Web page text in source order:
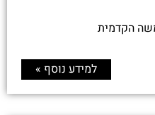
הקדמית
למידע נוסף »